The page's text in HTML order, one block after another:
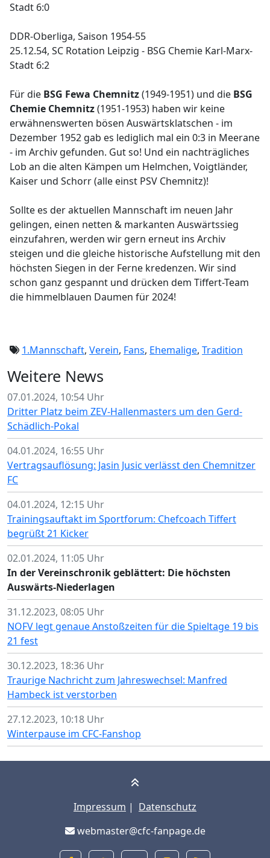
Stadt 6:0
DDR-Oberliga, Saison 1954-55
25.12.54, SC Rotation Leipzig - BSG Chemie Karl-Marx-
Stadt 6:2
Für die BSG Fewa Chemnitz(1949-1951) und die BSG
Chemie Chemnitz(1951-1953) haben wir keine
erwähnenswerten bösen Auswärtsklatschen - im
Dezember 1952 gab es lediglich mal ein 0:3 in Meerane
- im Archiv gefunden. Gut so! Und ein nachträgliches
Lob an die alten Kämpen um Helmchen, Voigtländer,
Kaiser und Schorr (alle einst PSV Chemnitz)!
Sollte es der aktuellen Mannschaft im neuen Jahr
gelingen, einen netten & markanten Auswärtssieg
einzufahren, werden wir gern erneut ins Archiv
steigen und die gleiche historische Aufstellung mit den
höchsten Siegen in der Ferne kredenzen. Wir sind
schon ganz gespannt und drücken dem Tiffert-Team
die himmelblauen Daumen für 2024!
1.Mannschaft, Verein, Fans, Ehemalige, Tradition
Weitere News
07.01.2024, 10:54 Uhr
Dritter Platz beim ZEV-Hallenmasters um den Gerd-
Schädlich-Pokal
04.01.2024, 16:55 Uhr
Vertragsauflösung: Jasin Jusic verlässt den Chemnitzer
FC
04.01.2024, 12:15 Uhr
Trainingsauftakt im Sportforum: Chefcoach Tiffert
begrüßt 21 Kicker
02.01.2024, 11:05 Uhr
In der Vereinschronik geblättert: Die höchsten
Auswärts-Niederlagen
31.12.2023, 08:05 Uhr
NOFV legt genaue Anstoßzeiten für die Spieltage 19 bis
21 fest
30.12.2023, 18:36 Uhr
Traurige Nachricht zum Jahreswechsel: Manfred
Hambeck ist verstorben
27.12.2023, 10:18 Uhr
Winterpause im CFC-Fanshop
Impressum | Datenschutz
webmaster@cfc-fanpage.de